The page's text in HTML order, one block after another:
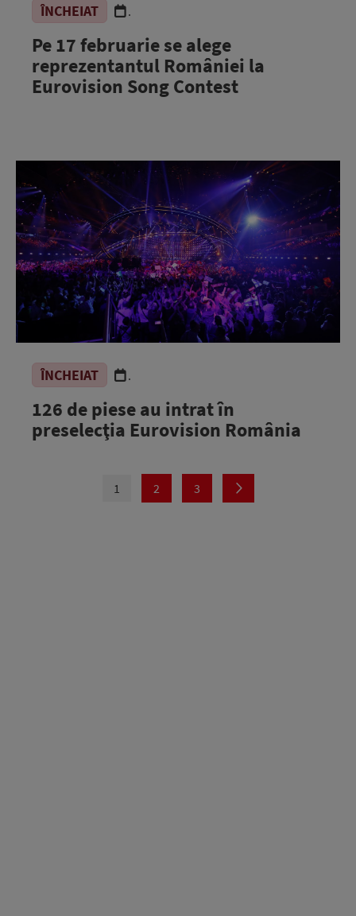
ÎNCHEIAT .
Pe 17 februarie se alege
reprezentantul României la
Eurovision Song Contest
ÎNCHEIAT .
126 de piese au intrat în
preselecţia Eurovision România
1 2 3